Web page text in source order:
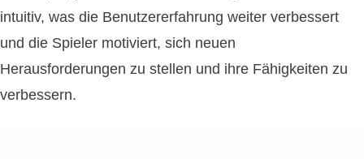
intuitiv, was die Benutzererfahrung weiter verbessert
und die Spieler motiviert, sich neuen
Herausforderungen zu stellen und ihre Fähigkeiten zu
verbessern.